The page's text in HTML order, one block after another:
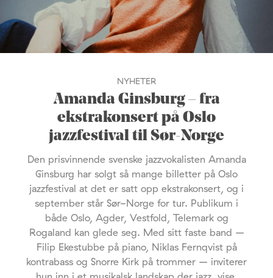
NYHETER
Amanda Ginsburg – fra
ekstrakonsert på Oslo
jazzfestival til Sør-Norge
Den prisvinnende svenske jazzvokalisten Amanda
Ginsburg har solgt så mange billetter på Oslo
jazzfestival at det er satt opp ekstrakonsert, og i
september står Sør-Norge for tur. Publikum i
både Oslo, Agder, Vestfold, Telemark og
Rogaland kan glede seg. Med sitt faste band –
Filip Ekestubbe på piano, Niklas Fernqvist på
kontrabass og Snorre Kirk på trommer – inviterer